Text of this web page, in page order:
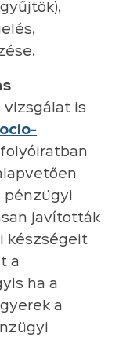
vizsgálat is
folyóiratban
pénzügyi
javították
készségeit
a
ha a
a